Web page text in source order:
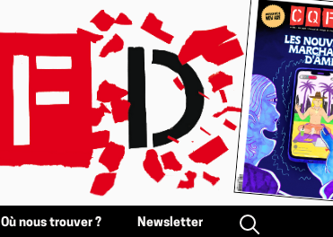
Où nous trouver ? Newsletter